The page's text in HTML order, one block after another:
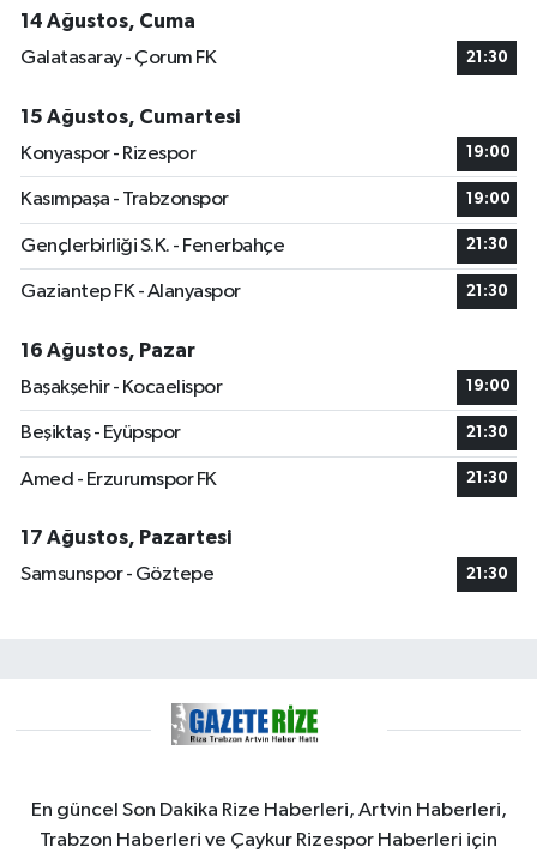
14 Ağustos, Cuma
Galatasaray - Çorum FK
21:30
15 Ağustos, Cumartesi
Konyaspor - Rizespor
19:00
Kasımpaşa - Trabzonspor 19:00
Gençlerbirliği S.K. - Fenerbahçe 21:30
Gaziantep FK - Alanyaspor 21:30
16 Ağustos, Pazar
Başakşehir - Kocaelispor
19:00
Beşiktaş - Eyüpspor 21:30
Amed - Erzurumspor FK 21:30
17 Ağustos, Pazartesi
Samsunspor - Göztepe
21:30
En güncel Son Dakika Rize Haberleri, Artvin Haberleri,
Trabzon Haberleri ve Çaykur Rizespor Haberleri için